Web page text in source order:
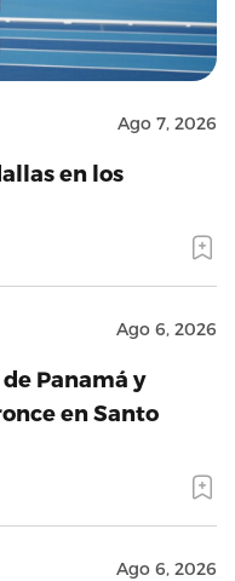
Ago 7, 2026
en los
Ago 6, 2026
Panamá y
en Santo
Ago 6, 2026